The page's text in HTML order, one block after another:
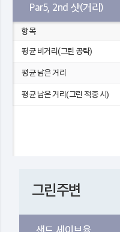
Par5, 2nd 샷(거리)
항목
평균 비거리(그린 공략)
평균 남은 거리
평균 남은 거리(그린 적중 시)
그린주변
샌드 세이브율